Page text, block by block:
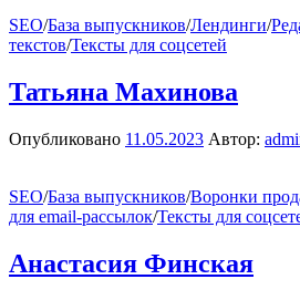
SEO/База выпускников/Лендинги/
текстов/Тексты для соцсетей
Татьяна Махинова
Опубликовано 11.05.2023 Автор:
SEO/База выпускников/Воронки
для email-рассылок/Тексты для
Анастасия Финская